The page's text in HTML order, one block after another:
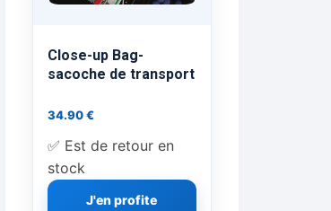
Close-up Bag-
sacoche de transport
34.90€
✅ Est de retour en
stock
J'en profite